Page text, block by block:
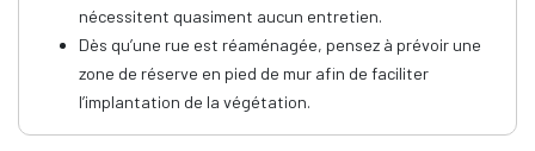
nécessitent quasiment aucun entretien.
Dès qu’une rue est réaménagée, pensez à prévoir une
zone de réserve en pied de mur afin de faciliter
l’implantation de la végétation.